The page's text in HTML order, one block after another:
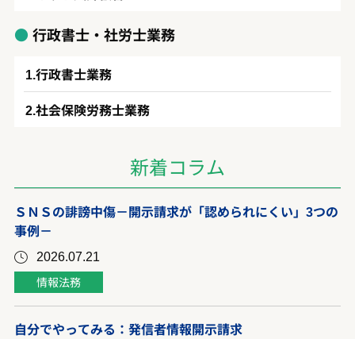
行政書士・社労士業務
行政書士業務
社会保険労務士業務
新着コラム
ＳＮＳの誹謗中傷－開示請求が「認められにくい」3つの
事例－
2026.07.21
情報法務
自分でやってみる：発信者情報開示請求